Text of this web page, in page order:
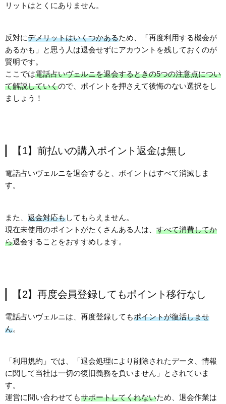
リットはとくにありません。
反対にデメリットはいくつかあるため、「再度利用する機会が
あるかも」と思う人は退会せずにアカウントを残しておくのが
賢明です。
ここでは電話占いヴェルニを退会するときの5つの注意点につい
て解説していくので、ポイントを押さえて後悔のない選択をし
ましょう！
【1】前払いの購入ポイント返金は無し
電話占いヴェルニを退会すると、ポイントはすべて消滅しま
す。
また、 返金対応もしてもらえません。
現在未使用のポイントがたくさんある人は、 すべて消費してか
ら退会することをおすすめします。
【2】再度会員登録してもポイント移行なし
電話占いヴェルニは、再度登録してもポイントが復活しませ
ん。
「利用規約」では、「退会処理により削除されたデータ、情報
に関して当社は一切の復旧義務を負いません」とされていま
す。
運営に問い合わせてもサポートしてくれないため、退会作業は